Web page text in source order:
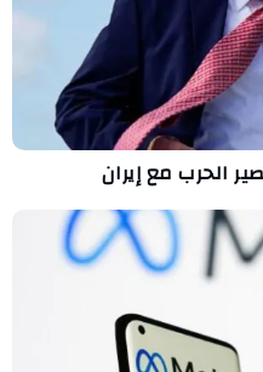
الحرب مع إيران